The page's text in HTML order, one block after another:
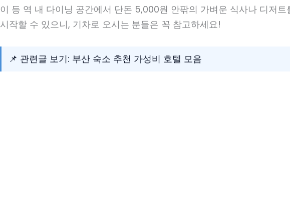
이 등 역 내 다이닝 공간에서 단돈 5,000원 안팎의 가벼운 식사나 디저트
시작할 수 있으니, 기차로 오시는 분들은 꼭 참고하세요!
📌 관련글 보기: 부산 숙소 추천 가성비 호텔 모음